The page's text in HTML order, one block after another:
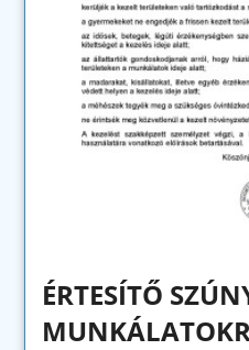
ÉRTESÍTŐ